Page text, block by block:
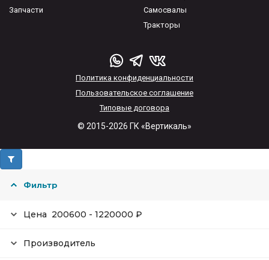
Запчасти
Самосвалы
Тракторы
Политика конфиденциальности
Пользовательское соглашение
Типовые договора
© 2015-2026 ГК «Вертикаль»
Фильтр
Цена 200600 - 1220000 ₽
Производитель